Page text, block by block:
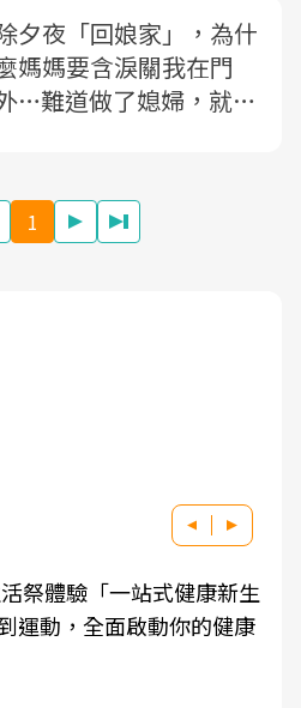
夕夜「回娘家」，為什
媽媽要含淚關我在門
…難道做了媳婦，就不
1
身體變化」出發，透過醫
話，建立對亞健康的認
善行動。